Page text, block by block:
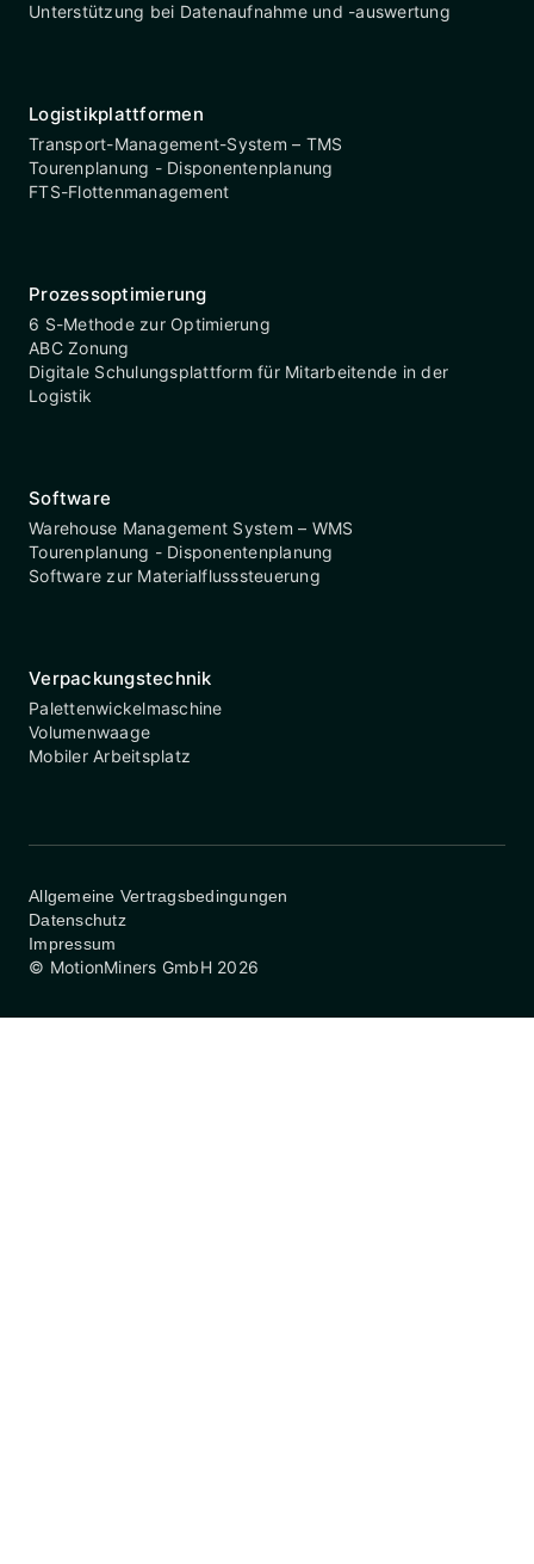
Unterstützung bei Datenaufnahme und -auswertung
Logistikplattformen
Transport-Management-System – TMS
Tourenplanung - Disponentenplanung
FTS-Flottenmanagement
Prozessoptimierung
6 S-Methode zur Optimierung
ABC Zonung
Digitale Schulungsplattform für Mitarbeitende in der
Logistik
Software
Warehouse Management System – WMS
Tourenplanung - Disponentenplanung
Software zur Materialflusssteuerung
Verpackungstechnik
Palettenwickelmaschine
Volumenwaage
Mobiler Arbeitsplatz
© MotionMiners GmbH 2026
Impressum
Datenschutz
Allgemeine Vertragsbedingungen